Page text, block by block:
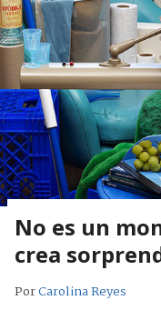
No es un
crea
PorCarolina Reyes